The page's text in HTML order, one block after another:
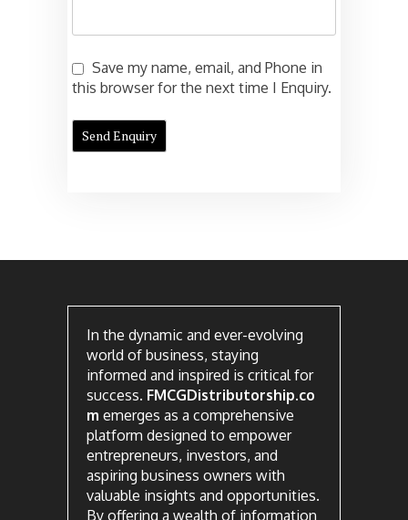
Save my name, email, and Phone in
this browser for the next time I Enquiry.
In the dynamic and ever-evolving
world of business, staying
informed and inspired is critical for
success. FMCGDistributorship.co
m emerges as a comprehensive
platform designed to empower
entrepreneurs, investors, and
aspiring business owners with
valuable insights and opportunities.
By offering a wealth of information